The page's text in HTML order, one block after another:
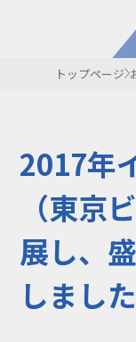
よくあ
トップページ
2017年
（東京
展し、
しました